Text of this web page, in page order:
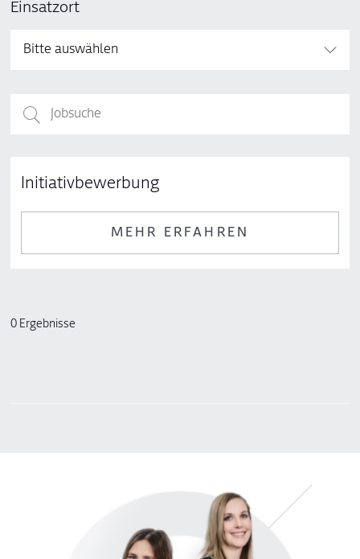
Einsatzort
Bitte auswählen
Initiativbewerbung
MEHR ERFAHREN
0 Ergebnisse